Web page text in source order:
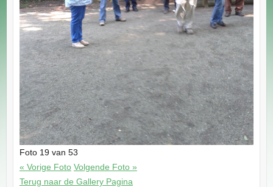
Foto 19 van 53
« Vorige Foto Volgende Foto »
Terug naar de Gallery Pagina